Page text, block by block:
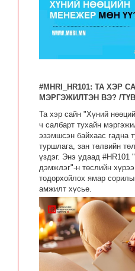
#MHRI_HR101: ТА ХЭР
МЭРГЭЖИЛТЭН ВЭ? /
Та хэр сайн "Хүний
ч салбарт тухайн
эзэмшсэн байхаас гадна
туршлага, зан төлвийн
үздэг. Энэ удаад #HR101
дэмжлэг"-н төслийн
тодорхойлох ямар
амжилт хүсье.